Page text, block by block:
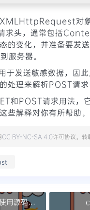
XMLHttpRequest对
求头，通常包括
的变化，并准备要发
服务器。
于发送敏感数据，因
处理来解析POST请求
POST请求用法，
些解释对你有所帮助。
CC BY-NC-SA 4.0许可协议。转
用源码安